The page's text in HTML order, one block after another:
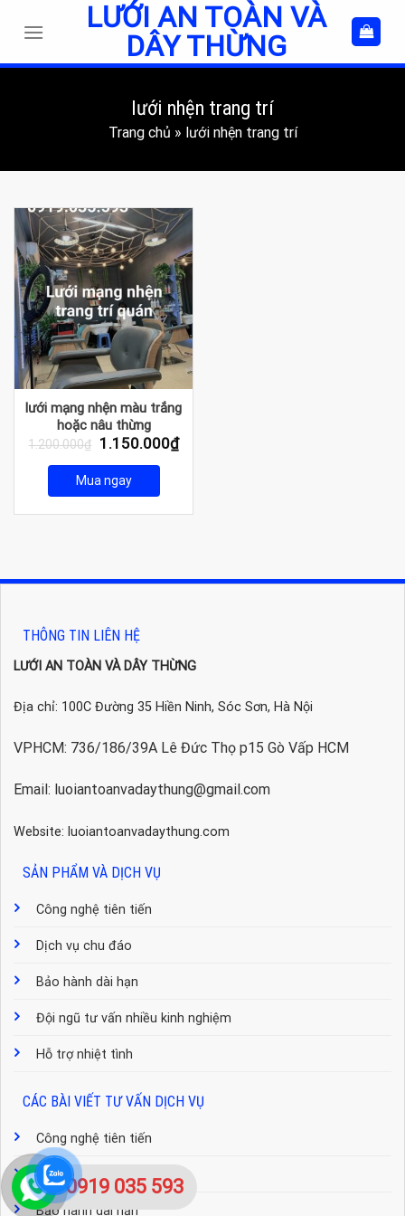
LƯỚI AN TOÀN VÀ
DÂY THỪNG
lưới nhện trang trí
Trang chủ » lưới nhện trang trí
lưới mạng nhện màu trắng
hoặc nâu thừng
1.200.000₫
Giá
là:
1.200.000₫.
1.150.000₫Giá
Mua ngay
THÔNG TIN LIÊN HỆ
LƯỚI AN TOÀN VÀ DÂY THỪNG
Địa chỉ: 100C Đường 35 Hiền Ninh, Sóc Sơn, Hà Nội
VPHCM: 736/186/39A Lê Đức Thọ p15 Gò Vấp HCM
Email: luoiantoanvadaythung@gmail.com
Website: luoiantoanvadaythung.com
SẢN PHẨM VÀ DỊCH VỤ
Công nghệ tiên tiến
Dịch vụ chu đáo
Bảo hành dài hạn
Đội ngũ tư vấn nhiều kinh nghiệm
Hỗ trợ nhiệt tình
CÁC BÀI VIẾT TƯ VẤN DỊCH VỤ
Công nghệ tiên tiến
Dịch vụ chu đáo
Bảo hành dài hạn
0919 035 593